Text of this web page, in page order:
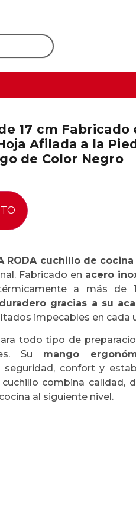
17 cm Fabricado
Afilada a la
de Color Negro
RODA cuchillo de
Fabricado en acero
a más de
gracias a su
impecables en cada
todo tipo de
Su mango
confort y
combina calidad,
al siguiente nivel.